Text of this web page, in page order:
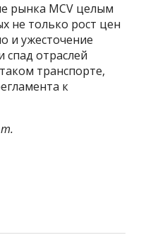
рынка MCV целым
не только рост цен
и ужесточение
спад отраслей
транспорте,
к
т.